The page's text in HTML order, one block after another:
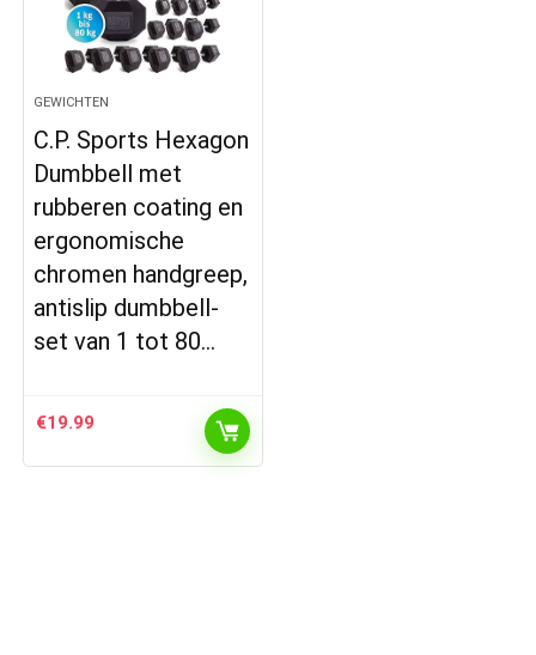
GEWICHTEN
C.P. Sports Hexagon
Dumbbell met
rubberen coating en
ergonomische
chromen handgreep,
antislip dumbbell-
set van 1 tot 80…
€19.99